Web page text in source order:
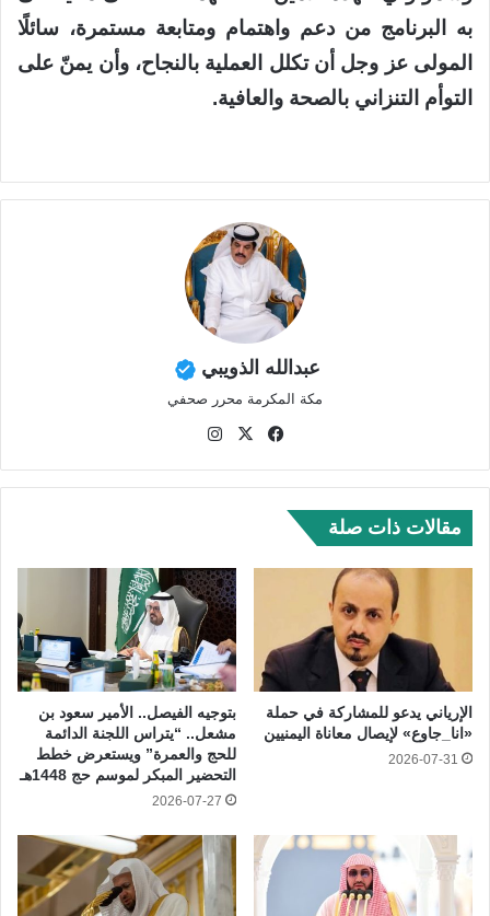
به البرنامج من دعم واهتمام ومتابعة مستمرة، سائلًا
المولى عز وجل أن تكلل العملية بالنجاح، وأن يمنّ على
التوأم التنزاني بالصحة والعافية.
عبدالله الذويبي
مكة المكرمة محرر صحفي
في
وك
‫X
ام
مقالات ذات صلة
الإرياني يدعو للمشاركة في حملة
«انا_جاوع» لإيصال معاناة اليمنيين
2026-07-31
بتوجيه الفيصل.. الأمير سعود بن
مشعل.. “يتراس اللجنة الدائمة
للحج والعمرة” ويستعرض خطط
التحضير المبكر لموسم حج 1448هـ
2026-07-27